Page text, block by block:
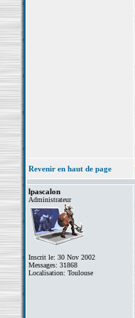
Revenir en haut de page
lpascalon
Administrateur
Inscrit le: 30 Nov 2002
Messages: 31868
Localisation: Toulouse